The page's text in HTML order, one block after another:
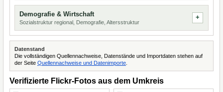
Demografie & Wirtschaft
Sozialstruktur regional, Demografie, Altersstruktur
Datenstand
Die vollständigen Quellennachweise, Datenstände und Importdaten stehen auf
der Seite Quellennachweise und Datenimporte
Verifizierte Flickr-Fotos aus dem Umkreis